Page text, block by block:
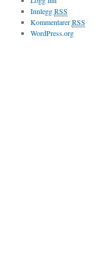
InnleggRSS
KommentarerRSS
WordPress.org